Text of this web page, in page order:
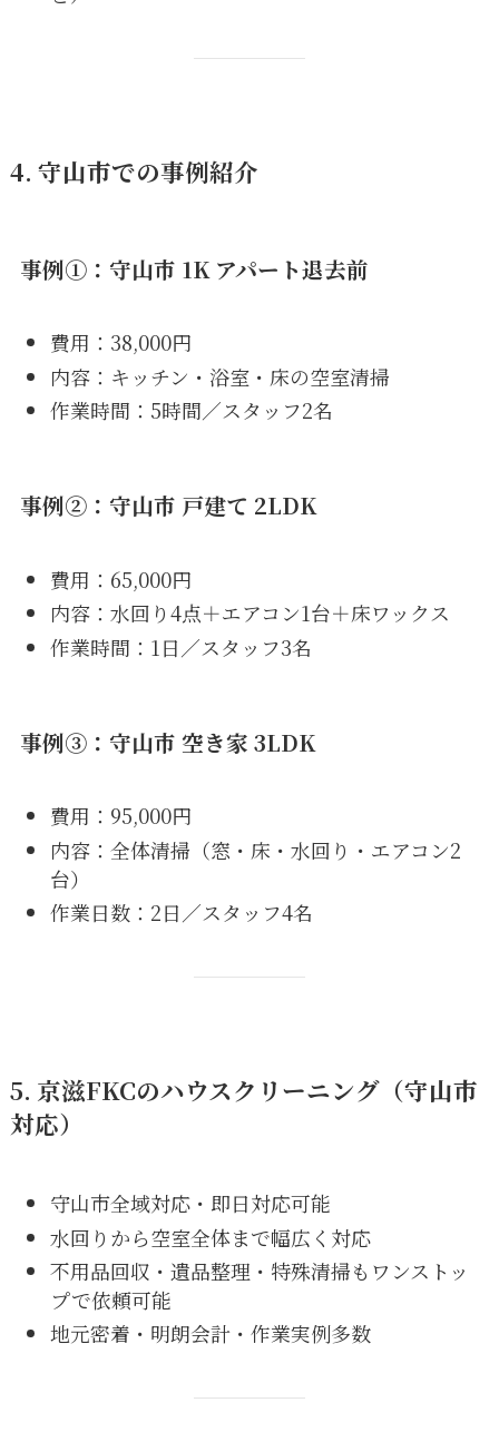
4. 守山市での事例紹介
事例①：守山市 1K アパート退去前
費用：38,000円
内容：キッチン・浴室・床の空室清掃
作業時間：5時間／スタッフ2名
事例②：守山市 戸建て 2LDK
費用：65,000円
内容：水回り4点＋エアコン1台＋床ワックス
作業時間：1日／スタッフ3名
事例③：守山市 空き家 3LDK
費用：95,000円
内容：全体清掃（窓・床・水回り・エアコン2
台）
作業日数：2日／スタッフ4名
5. 京滋FKCのハウスクリーニング（守山市
対応）
守山市全域対応・即日対応可能
水回りから空室全体まで幅広く対応
不用品回収・遺品整理・特殊清掃もワンストッ
プで依頼可能
地元密着・明朗会計・作業実例多数